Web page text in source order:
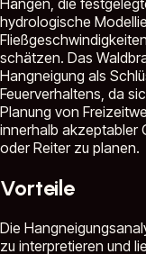
Hängen, die
hydrologische
schätzen. Das
Hangneigung als
Feuerverhaltens, da
Planung von
innerhalb akzeptabler
oder Reiter zu planen.
Vorteile
Die
zu interpretieren und